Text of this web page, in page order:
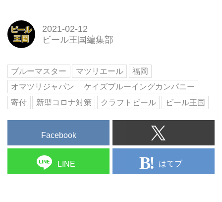
2021-02-12
ビール王国編集部
ブルーマスター マツリエール
福岡
オマツリジャパン
ケイズブルーイングカンパニー
寄付
新型コロナ対策 クラフトビール ビール王国
Facebook
LINE はてブ